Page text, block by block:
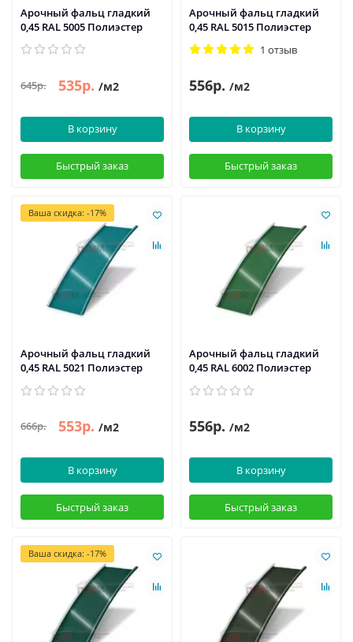
Арочный фальц гладкий
0,45 RAL 5005 Полиэстер
645р. 535р. /м2
В корзину
Быстрый заказ
Арочный фальц гладкий
0,45 RAL 5015 Полиэстер
1 отзыв
556р. /м2
В корзину
Быстрый заказ
Ваша скидка: -17%
Арочный фальц гладкий
0,45 RAL 5021 Полиэстер
666р. 553р. /м2
В корзину
Быстрый заказ
Арочный фальц гладкий
0,45 RAL 6002 Полиэстер
556р. /м2
В корзину
Быстрый заказ
Ваша скидка: -17%